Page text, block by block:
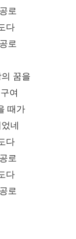
로
다
로
꿈을
여
때가
네
다
로
다
로